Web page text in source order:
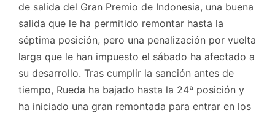
de salida del Gran Premio de Indonesia, una buena
salida que le ha permitido remontar hasta la
séptima posición, pero una penalización por vuelta
larga que le han impuesto el sábado ha afectado a
su desarrollo. Tras cumplir la sanción antes de
tiempo, Rueda ha bajado hasta la 24ª posición y
ha iniciado una gran remontada para entrar en los